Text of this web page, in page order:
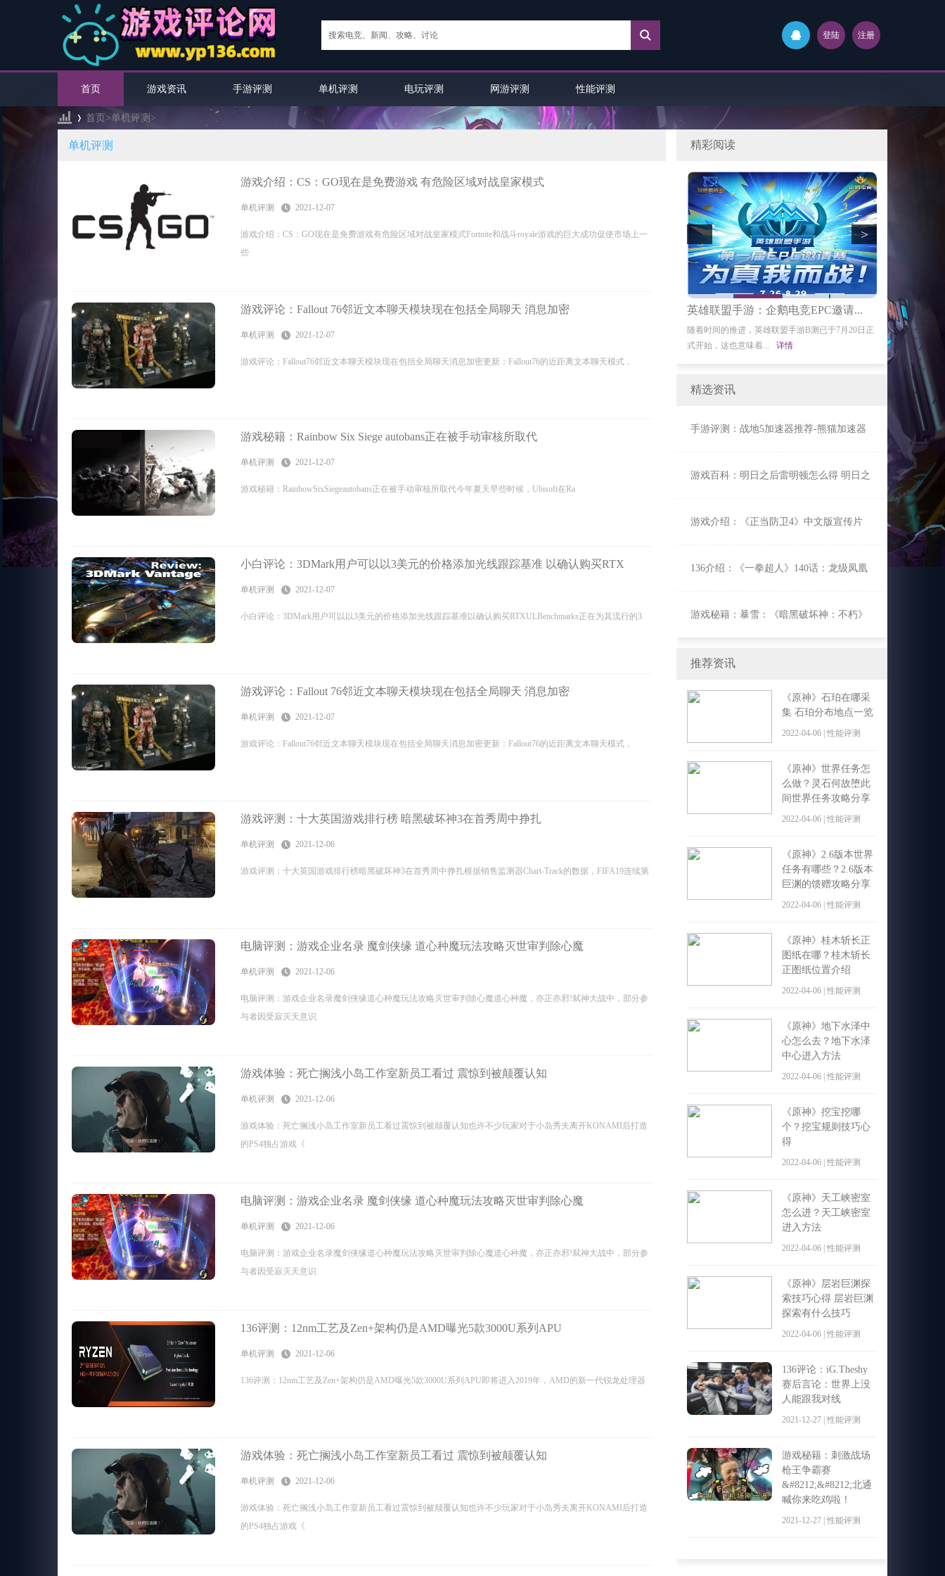
登陆 注册
首页 游戏资讯 手游评测 单机评测 电玩评测 网游评测 性能评测
首页>单机评测 >
单机评测
游戏介绍：CS：GO现在是免费游戏 有危险区域对战皇家模式
单机评测 2021-12-07
游戏介绍：CS：GO现在是免费游戏有危险区域对战皇家模式Fortnite和战斗royale游戏的巨大成功促使市场上一
些
游戏评论：Fallout 76邻近文本聊天模块现在包括全局聊天 消息加密
单机评测 2021-12-07
游戏评论：Fallout76邻近文本聊天模块现在包括全局聊天消息加密更新：Fallout76的近距离文本聊天模式，
游戏秘籍：Rainbow Six Siege autobans正在被手动审核所取代
单机评测 2021-12-07
游戏秘籍：RainbowSixSiegeautobans正在被手动审核所取代今年夏天早些时候，Ubisoft在Ra
小白评论：3DMark用户可以以3美元的价格添加光线跟踪基准 以确认购买RTX
单机评测 2021-12-07
小白评论：3DMark用户可以以3美元的价格添加光线跟踪基准以确认购买RTXULBenchmarks正在为其流行的3
游戏评论：Fallout 76邻近文本聊天模块现在包括全局聊天 消息加密
单机评测 2021-12-07
游戏评论：Fallout76邻近文本聊天模块现在包括全局聊天消息加密更新：Fallout76的近距离文本聊天模式，
游戏评测：十大英国游戏排行榜 暗黑破坏神3在首秀周中挣扎
单机评测 2021-12-06
游戏评测：十大英国游戏排行榜暗黑破坏神3在首秀周中挣扎根据销售监测器Chart-Track的数据，FIFA19连续第
电脑评测：游戏企业名录 魔剑侠缘 道心种魔玩法攻略灭世审判除心魔
单机评测 2021-12-06
电脑评测：游戏企业名录魔剑侠缘道心种魔玩法攻略灭世审判除心魔道心种魔，亦正亦邪!弑神大战中，部分参
与者因受寂灭天意识
游戏体验：死亡搁浅小岛工作室新员工看过 震惊到被颠覆认知
单机评测 2021-12-06
游戏体验：死亡搁浅小岛工作室新员工看过震惊到被颠覆认知也许不少玩家对于小岛秀夫离开KONAMI后打造
的PS4独占游戏《
电脑评测：游戏企业名录 魔剑侠缘 道心种魔玩法攻略灭世审判除心魔
单机评测 2021-12-06
电脑评测：游戏企业名录魔剑侠缘道心种魔玩法攻略灭世审判除心魔道心种魔，亦正亦邪!弑神大战中，部分参
与者因受寂灭天意识
136评测：12nm工艺及Zen+架构仍是AMD曝光5款3000U系列APU
单机评测 2021-12-06
136评测：12nm工艺及Zen+架构仍是AMD曝光5款3000U系列APU即将进入2019年，AMD的新一代锐龙处理器
游戏体验：死亡搁浅小岛工作室新员工看过 震惊到被颠覆认知
单机评测 2021-12-06
游戏体验：死亡搁浅小岛工作室新员工看过震惊到被颠覆认知也许不少玩家对于小岛秀夫离开KONAMI后打造
的PS4独占游戏《
精彩阅读
英雄联盟手游顶尖薇恩：LD战队AD...
自去年十月英雄联盟手游在外服上线后，国内电竞
英雄联盟手游：企鹅电竞EPC邀请... 《少女与战车 战车梦幻大会战》...
BANDAI NAMCO Entertainment近日公布预定今年
冬季发售的PlayStati...
详情
《闪之轨迹
对游玩过《闪之
的“战术导力器（
>
精选资讯
手游评测：战地5加速器推荐-熊猫加速器
游戏百科：明日之后雷明顿怎么得 明日之
游戏介绍：《正当防卫4》中文版宣传片
136介绍：《一拳超人》140话：龙级凤凰
游戏秘籍：暴雪：《暗黑破坏神：不朽》
推荐资讯
《原神》石珀在哪采
集 石珀分布地点一览
2022-04-06 | 性能评测
《原神》世界任务怎
么做？灵石何故堕此
间世界任务攻略分享
2022-04-06 | 性能评测
《原神》2.6版本世界
任务有哪些？2.6版本
巨渊的馈赠攻略分享
2022-04-06 | 性能评测
《原神》桂木斩长正
图纸在哪？桂木斩长
正图纸位置介绍
2022-04-06 | 性能评测
《原神》地下水泽中
心怎么去？地下水泽
中心进入方法
2022-04-06 | 性能评测
《原神》挖宝挖哪
个？挖宝规则技巧心
得
2022-04-06 | 性能评测
《原神》天工峡密室
怎么进？天工峡密室
进入方法
2022-04-06 | 性能评测
《原神》层岩巨渊探
索技巧心得 层岩巨渊
探索有什么技巧
2022-04-06 | 性能评测
136评论：iG.Theshy
赛后言论：世界上没
人能跟我对线
2021-12-27 | 性能评测
游戏秘籍：刺激战场
枪王争霸赛
&#8212;&#8212;北通
喊你来吃鸡啦！
2021-12-27 | 性能评测